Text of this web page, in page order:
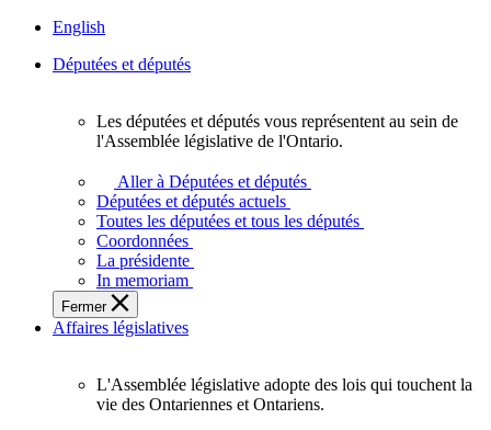
English
Députées et députés
députés
vous
représentent
sein
de
l'Assemblée
législative
l'Ontario.
Les députées et députés vous représentent au sein de
l'Assemblée législative de l'Ontario.
Aller à Députées et députés
Députées et députés actuels
Toutes les députées et tous les députés
Coordonnées
La présidente
In memoriam
Fermer
Affaires législatives
L'Assemblée
L'Assemblée législative adopte des lois qui touchent la
vie des Ontariennes et Ontariens.